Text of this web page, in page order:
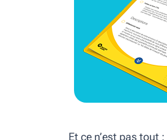
Et ce n’est pas tout :